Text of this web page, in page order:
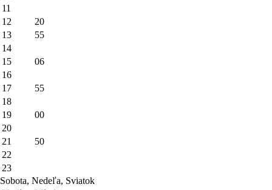
11
12
20
13
55
14
15
06
16
17
55
18
19
00
20
21
50
22
23
Sobota, Nedeľa, Sviatok